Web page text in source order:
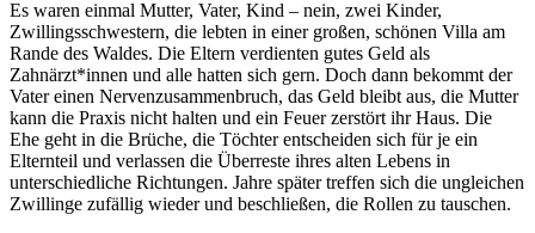
Es waren einmal Mutter, Vater, Kind – nein, zwei Kinder,
Zwillingsschwestern, die lebten in einer großen, schönen Villa am
Rande des Waldes. Die Eltern verdienten gutes Geld als
Zahnärzt*innen und alle hatten sich gern. Doch dann bekommt der
Vater einen Nervenzusammenbruch, das Geld bleibt aus, die Mutter
kann die Praxis nicht halten und ein Feuer zerstört ihr Haus. Die
Ehe geht in die Brüche, die Töchter entscheiden sich für je ein
Elternteil und verlassen die Überreste ihres alten Lebens in
unterschiedliche Richtungen. Jahre später treffen sich die ungleichen
Zwillinge zufällig wieder und beschließen, die Rollen zu tauschen.